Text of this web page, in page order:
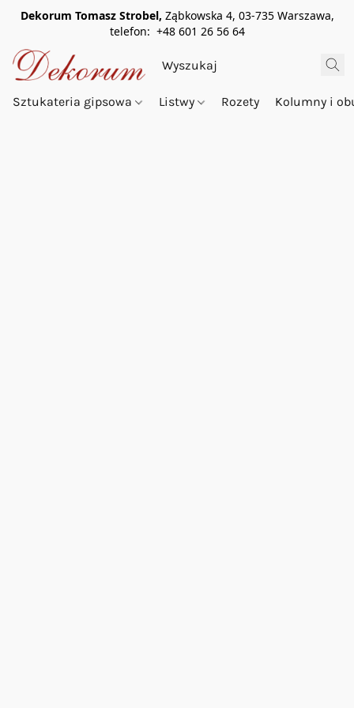
Dekorum Tomasz Strobel, Ząbkowska 4, 03-735 Warszawa,
telefon: +48 601 26 56 64
Sztukateria gipsowa Listwy Rozety Kolumny i